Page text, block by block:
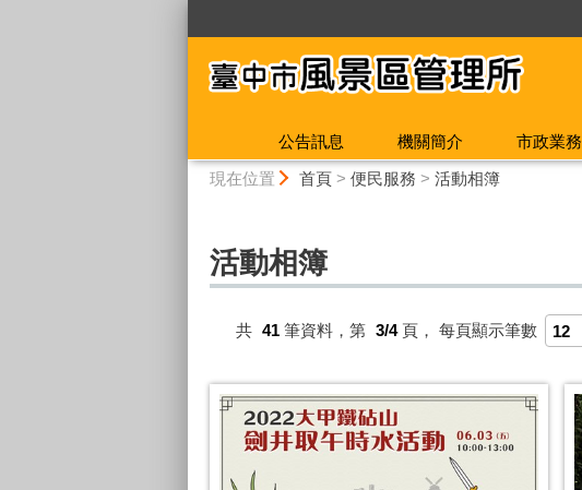
公告訊息 機關簡介 市政業務
現在位置 首頁> 便民服務 > 活動相簿
活動相簿
共 41 筆資料，第 3/4 頁， 每頁顯示筆數